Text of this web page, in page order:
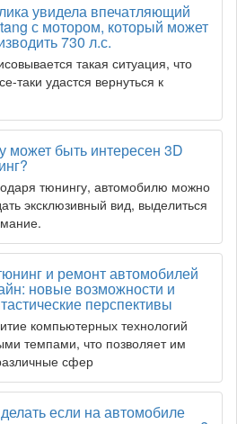
увидела впечатляющий
с мотором, который может
730 л.с.
такая ситуация, что
таки удастся вернуться к
может быть интересен 3D
тюнингу, автомобилю можно
эксклюзивный вид, выделиться
и ремонт автомобилей
новые возможности и
перспективы
компьютерных технологий
темпами, что позволяет им
сфер
если на автомобиле